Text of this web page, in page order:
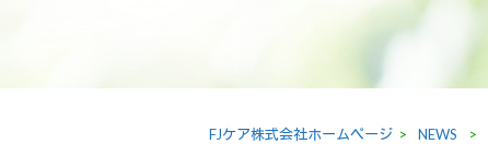
FJケア株式会社ホームページ > NEWS >